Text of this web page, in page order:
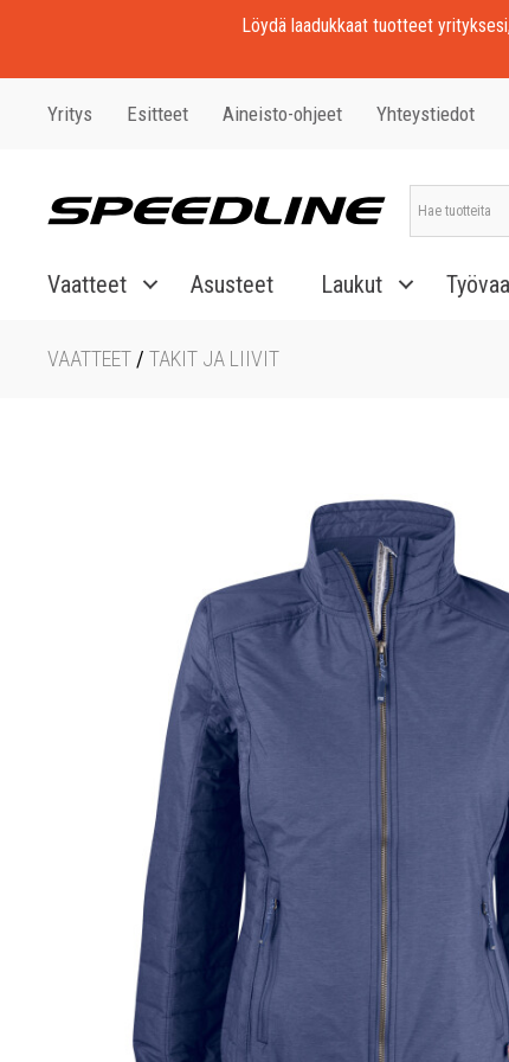
Löydä laadukkaat tuotteet
Yritys Esitteet Aineisto-ohjeet Yhteystiedot
Vaatteet Asusteet Laukut
VAATTEET / TAKIT JA LIIVIT